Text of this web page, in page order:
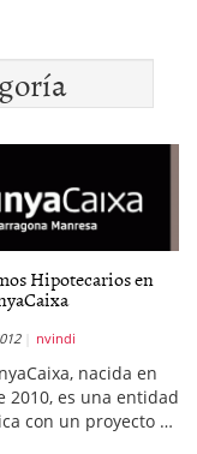
Hipotecarios en
nvindi
nacida en
2010, es una entidad
con un proyecto …